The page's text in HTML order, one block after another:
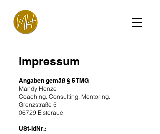
Impressum
Angaben gemäß § 5 TMG
Mandy Henze
Coaching. Consulting. Mentoring.
Grenzstraße 5
06729 Elsteraue
USt-IdNr.: